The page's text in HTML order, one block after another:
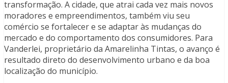
transformação. A cidade, que atrai cada vez mais novos
moradores e empreendimentos, também viu seu
comércio se fortalecer e se adaptar às mudanças do
mercado e do comportamento dos consumidores. Para
Vanderlei, proprietário da Amarelinha Tintas, o avanço é
resultado direto do desenvolvimento urbano e da boa
localização do município.